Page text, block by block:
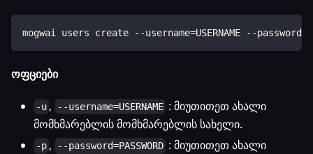
mogwai users create --username=USERNAME --
ოფციები
-u , --username=USERNAME : მიუთითეთ ახალი
მომხმარებლის მომხმარებლის სახელი.
-p , --password=PASSWORD : მიუთითეთ ახალი